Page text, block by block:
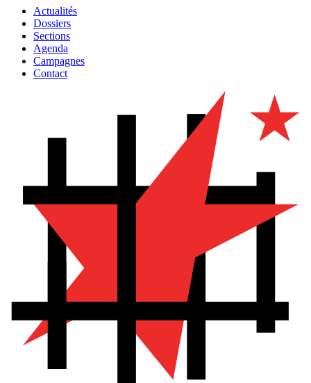
Actualités
Dossiers
Sections
Agenda
Campagnes
Contact